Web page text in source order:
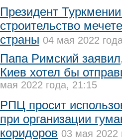
Президент
строительство
страны 04 мая 2022
Папа Римский
Киев хотел бы
мая 2022 года, 21:15
РПЦ просит
при организации
коридоров 03 мая 2022